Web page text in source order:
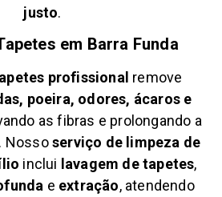
justo.
em Barra Funda
profissional remove
poeira, odores, ácaros e
as fibras e prolongando a
Nossoserviço de limpeza de
inclui lavagem de tapetes,
e extração, atendendo